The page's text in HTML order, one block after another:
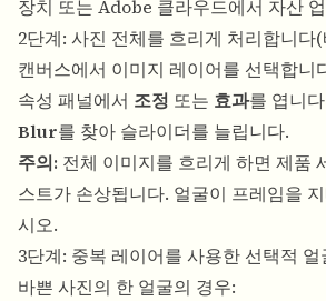
장치 또는 Adobe 클라우드에서 자산
2단계: 사진 전체를 흐리게 처리합니다
캔버스에서 이미지 레이어를 선택합니
속성 패널에서 조정 또는 효과를 엽니
Blur를 찾아 슬라이더를 늘립니다.
주의: 전체 이미지를 흐리게 하면 제품
스트가 손상됩니다. 얼굴이 프레임을
시오.
3단계: 중복 레이어를 사용한 선택적 얼
바쁜 사진의 한 얼굴의 경우: